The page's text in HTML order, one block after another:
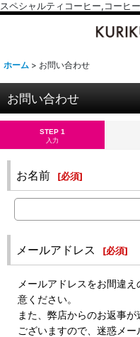
スペシャルティコーヒー,コーヒ
ホーム > お問い合わせ
お問い合わせ
STEP 1
入力
お名前 [必須]
メールアドレス [必須]
メールアドレスをお間違
意ください。
また、弊店からのお返事
ございますので、迷惑メー